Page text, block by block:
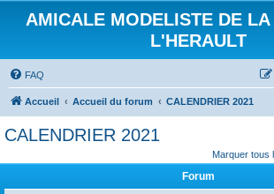
AMICALE MODELISTE DE
L'HERAULT
FAQ
Accueil Accueil du forum CALENDRIER 2021
CALENDRIER 2021
Marquer tous
Forum